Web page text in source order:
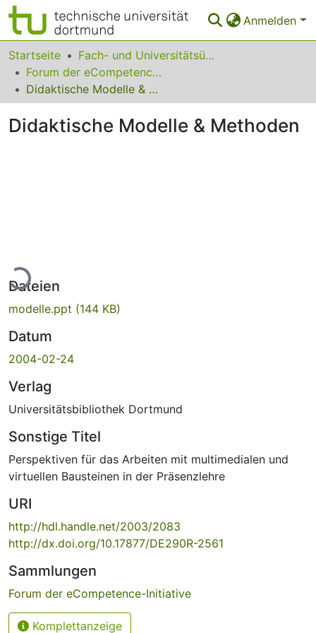
Anmelden
Bereiche & Sammlungen
Das gesamte Repositorium
Startseite
Fach- und Universitätsübergreifendes
Forum der eCompetence-Initiative
Didaktische Modelle & Methoden
Didaktische Modelle & Methoden
Dateien
modelle.ppt (144 KB)
Datum
2004-02-24
Verlag
Universitätsbibliothek Dortmund
Sonstige Titel
Perspektiven für das Arbeiten mit multimedialen und
virtuellen Bausteinen in der Präsenzlehre
URI
http://hdl.handle.net/2003/2083
http://dx.doi.org/10.17877/DE290R-2561
Sammlungen
Forum der eCompetence-Initiative
Komplettanzeige